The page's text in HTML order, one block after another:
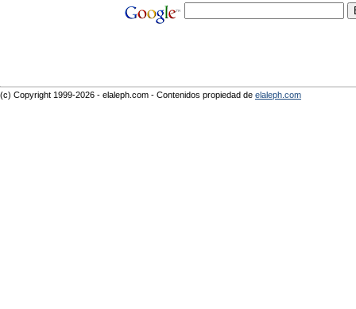
(c) Copyright 1999-2026 - elaleph.com - Contenidos propiedad de elaleph.com